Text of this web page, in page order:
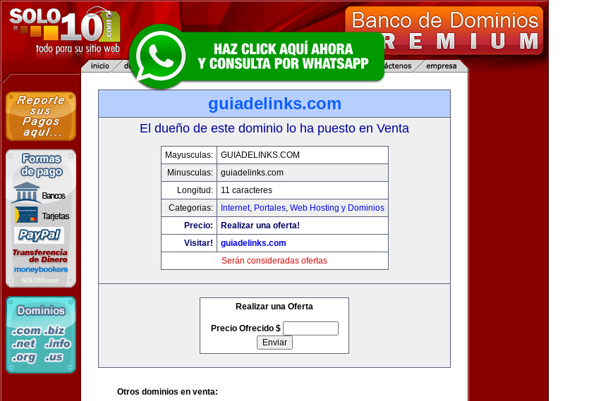
guiadelinks.com
El dueño de este dominio lo ha puesto en Venta
Mayusculas:
GUIADELINKS.COM
Minusculas:
guiadelinks.com
Longitud:
11 caracteres
Categorias:
Internet, Portales, Web Hosting y Dominios
Precio:
Realizar una oferta!
Visitar!
guiadelinks.com
Serán consideradas ofertas
Realizar una Oferta
Precio Ofrecido $
Otros dominios en venta: